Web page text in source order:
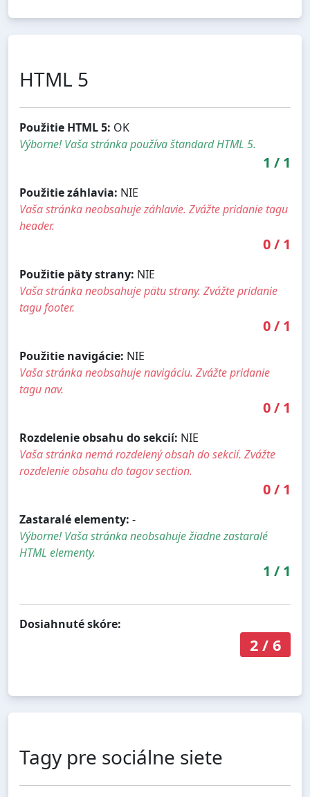
HTML 5
Použitie HTML 5: OK
Výborne! Vaša stránka používa štandard HTML 5.
1 / 1
Použitie záhlavia: NIE
Vaša stránka neobsahuje záhlavie. Zvážte pridanie tagu
header.
0/ 1
Použitie päty strany: NIE
Vaša stránka neobsahuje pätu strany. Zvážte pridanie
tagu footer.
0/ 1
Použitie navigácie: NIE
Vaša stránka neobsahuje navigáciu. Zvážte pridanie
tagu nav.
0/ 1
Rozdelenie obsahu do sekcií: NIE
Vaša stránka nemá rozdelený obsah do sekcií. Zvážte
rozdelenie obsahu do tagov section.
0/ 1
Zastaralé elementy: -
Výborne! Vaša stránka neobsahuje žiadne zastaralé
HTML elementy.
1 / 1
Dosiahnuté skóre:
2/ 6
Tagy pre sociálne siete